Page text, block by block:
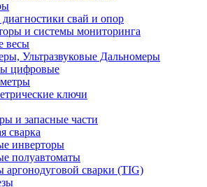
свай и опор
и системы мониторинга
весы
Ультразвуковые Дальномеры
цифровые
ключи
и запасные части
сварка
инверторы
полуавтоматы
аргонодуговой сварки (TIG)